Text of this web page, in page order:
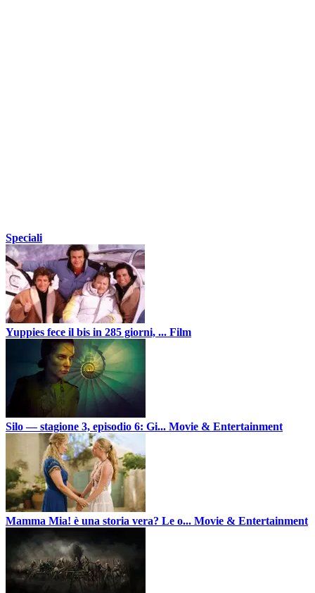
Speciali
Yuppies fece il bis in 285 giorni, ... Film
Silo — stagione 3, episodio 6: Gi... Movie & Entertainment
Mamma Mia! è una storia vera? Le o... Movie & Entertainment